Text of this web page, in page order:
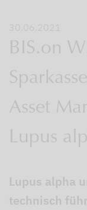
30.06.2021
BIS.on
Asset
Lupus
Lupus alpha
technisch